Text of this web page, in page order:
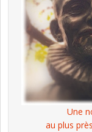
Une
au plus